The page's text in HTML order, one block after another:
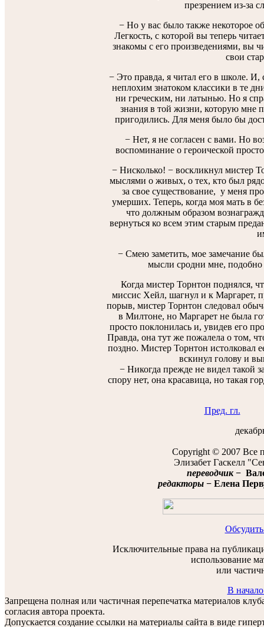
презрением из-за
− Но у вас было также некоторое
Легкость, с которой вы теперь
знакомы с его произведениями, вы
свои
− Это правда, я читал его в школе. И,
неплохим знатоком классики в те
ни греческим, ни латынью. Но я
знания в той жизни, которую мне
пригодились. Для меня было бы
− Нет, я не согласен с вами. Но
воспоминание о героической
− Нисколько! − воскликнул мистер
мыслями о живых, о тех, кто был
за свое существование, у меня
умерших. Теперь, когда моя мать в
что должным образом
вернуться ко всем этим старым
− Смею заметить, мое замечание
мысли сродни мне,
Когда мистер Торнтон поднялся,
миссис Хейл, шагнул и к Маргарет,
порыв, мистер Торнтон следовал
в Милтоне, но Маргарет не была
просто поклонилась и, увидев его
Правда, она тут же пожалела о том,
поздно. Мистер Торнтон истолковал
вскинул голову и
− Никогда прежде не видел такой
спору нет, она красавица, но такая
Пред. гл.
Copyright © 2007 Все
Элизабет Гаскелл
переводчик−
редакторы− Елена
Исключительные права на
использование
или
В
Запрещена полная или частичная перепечатка материалов
согласия автора проекта.
Допускается создание ссылки на материалы сайта в виде